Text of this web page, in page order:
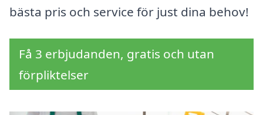
bästa pris och service för just dina behov!
Få 3 erbjudanden, gratis och utan
förpliktelser